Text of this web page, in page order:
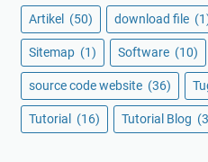
Artikel (50) download file
Sitemap (1) Software (10)
source code website (36)
Tutorial (16) Tutorial Blog